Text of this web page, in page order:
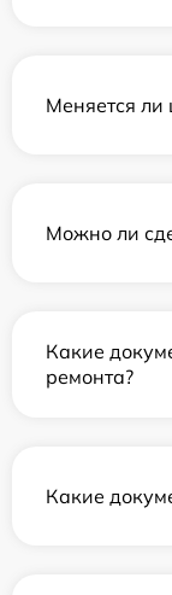
Меняется ли
Можно ли
Какие
ремонта?
Какие